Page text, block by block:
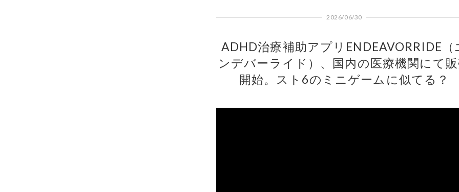
2026/06/30
ADHD治療補助アプリENDEAVORRIDE（
ンデバーライド）、国内の医療機関にて
開始。スト6のミニゲームに似てる？